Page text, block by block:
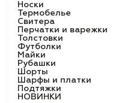
Носки
Термобелье
Свитера
Перчатки и варежки
Толстовки
Футболки
Майки
Рубашки
Шорты
Шарфы и платки
Подтяжки
НОВИНКИ